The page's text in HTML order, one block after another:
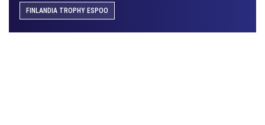
FINLANDIA TROPHY ESPOO